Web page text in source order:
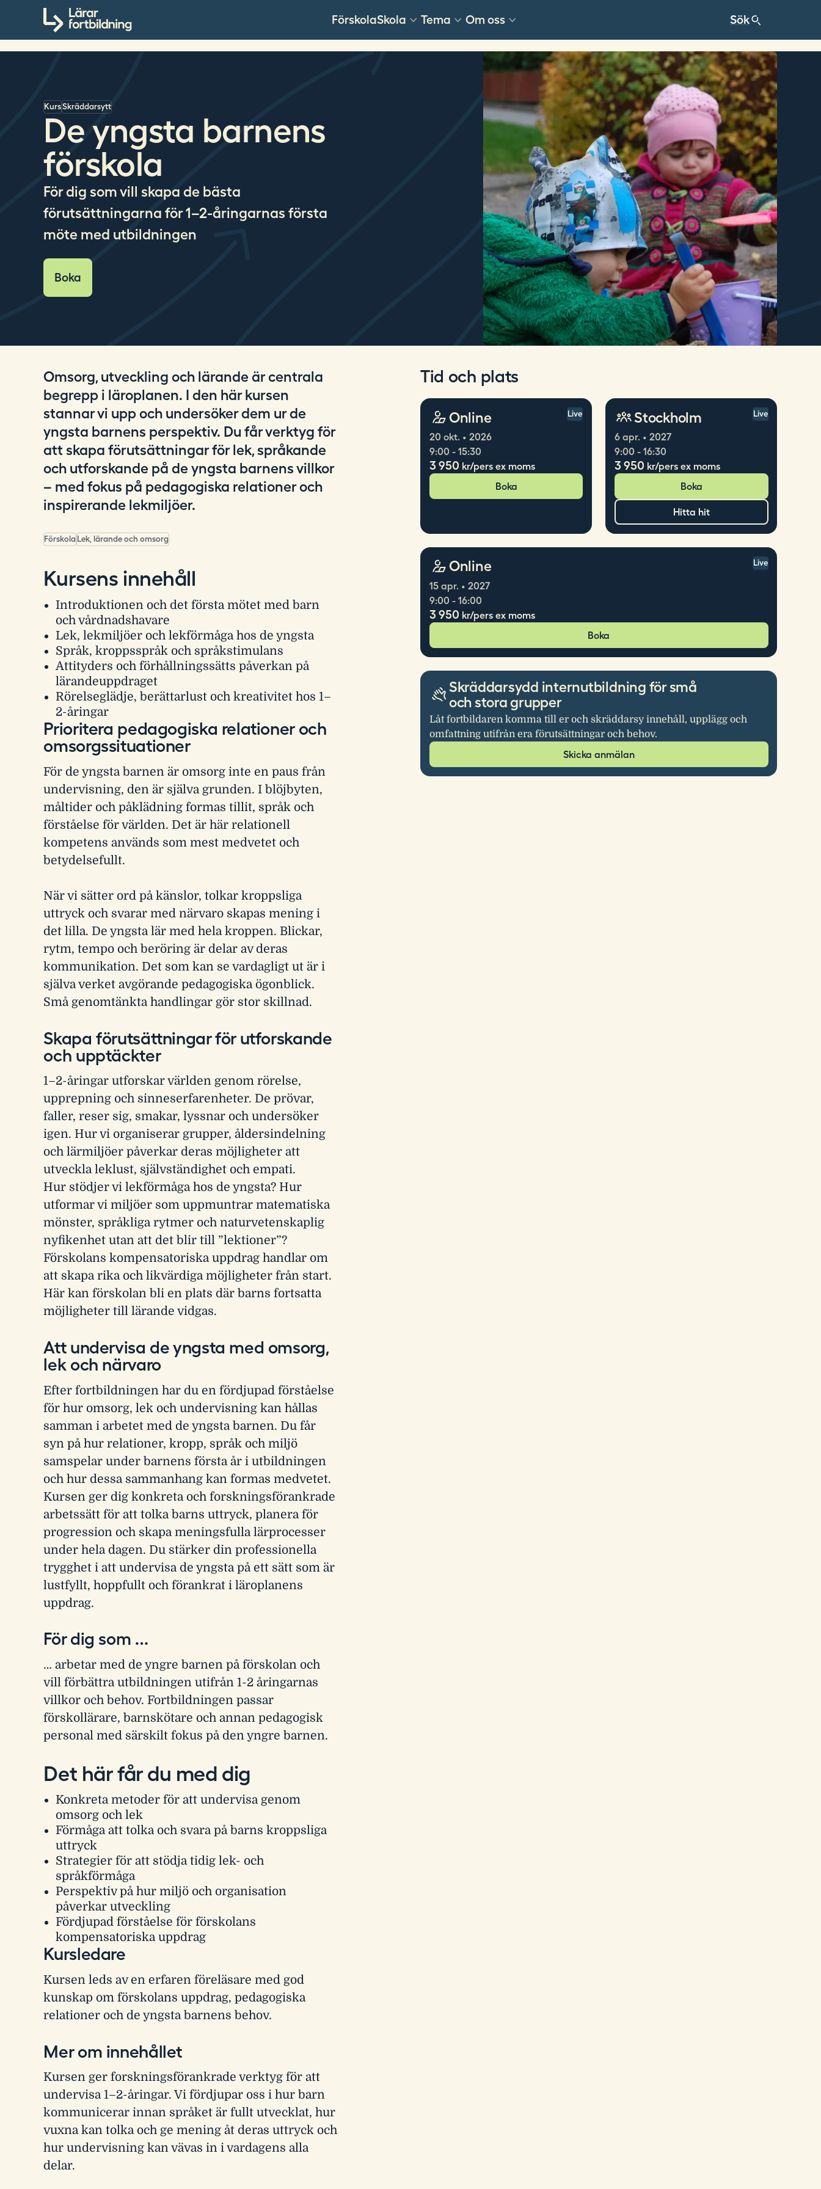
Till innehållet FörskolaSkola Tema Om oss
p
s
KursSkräddarsytt
De yngsta barnens
förskola
För dig som vill skapa de bästa
förutsättningarna för 1–2-åringarnas första
möte med utbildningen
Boka
Omsorg, utveckling och lärande är centrala
begrepp i läroplanen. I den här kursen
stannar vi upp och undersöker dem ur de
yngsta barnens perspektiv. Du får verktyg för
att skapa förutsättningar för lek, språkande
och utforskande på de yngsta barnens villkor
– med fokus på pedagogiska relationer och
inspirerande lekmiljöer.
Förskola Lek, lärande och omsorg
Kursens innehåll
Introduktionen och det första mötet med barn
och vårdnadshavare
Lek, lekmiljöer och lekförmåga hos de yngsta
Språk, kroppsspråk och språkstimulans
Attityders och förhållningssätts påverkan på
lärandeuppdraget
Rörelseglädje, berättarlust och kreativitet hos 1–
2-åringar
Prioritera pedagogiska relationer och
omsorgssituationer
För de yngsta barnen är omsorg inte en paus från
undervisning, den är själva grunden. I blöjbyten,
måltider och påklädning formas tillit, språk och
förståelse för världen. Det är här relationell
kompetens används som mest medvetet och
betydelsefullt.
När vi sätter ord på känslor, tolkar kroppsliga
uttryck och svarar med närvaro skapas mening i
det lilla. De yngsta lär med hela kroppen. Blickar,
rytm, tempo och beröring är delar av deras
kommunikation. Det som kan se vardagligt ut är i
själva verket avgörande pedagogiska ögonblick.
Små genomtänkta handlingar gör stor skillnad.
Skapa förutsättningar för utforskande
och upptäckter
1–2-åringar utforskar världen genom rörelse,
upprepning och sinneserfarenheter. De prövar,
faller, reser sig, smakar, lyssnar och undersöker
igen. Hur vi organiserar grupper, åldersindelning
och lärmiljöer påverkar deras möjligheter att
utveckla leklust, självständighet och empati.
Hur stödjer vi lekförmåga hos de yngsta? Hur
utformar vi miljöer som uppmuntrar matematiska
mönster, språkliga rytmer och naturvetenskaplig
nyfikenhet utan att det blir till ”lektioner”?
Förskolans kompensatoriska uppdrag handlar om
att skapa rika och likvärdiga möjligheter från start.
Här kan förskolan bli en plats där barns fortsatta
möjligheter till lärande vidgas.
Att undervisa de yngsta med omsorg,
lek och närvaro
Efter fortbildningen har du en fördjupad förståelse
för hur omsorg, lek och undervisning kan hållas
samman i arbetet med de yngsta barnen. Du får
syn på hur relationer, kropp, språk och miljö
samspelar under barnens första år i utbildningen
och hur dessa sammanhang kan formas medvetet.
Kursen ger dig konkreta och forskningsförankrade
arbetssätt för att tolka barns uttryck, planera för
progression och skapa meningsfulla lärprocesser
under hela dagen. Du stärker din professionella
trygghet i att undervisa de yngsta på ett sätt som är
lustfyllt, hoppfullt och förankrat i läroplanens
uppdrag.
För dig som …
… arbetar med de yngre barnen på förskolan och
vill förbättra utbildningen utifrån 1-2 åringarnas
villkor och behov. Fortbildningen passar
förskollärare, barnskötare och annan pedagogisk
personal med särskilt fokus på den yngre barnen.
Det här får du med dig
Konkreta metoder för att undervisa genom
omsorg och lek
Förmåga att tolka och svara på barns kroppsliga
uttryck
Strategier för att stödja tidig lek- och
språkförmåga
Perspektiv på hur miljö och organisation
påverkar utveckling
Fördjupad förståelse för förskolans
kompensatoriska uppdrag
Kursledare
Kursen leds av en erfaren föreläsare med god
kunskap om förskolans uppdrag, pedagogiska
relationer och de yngsta barnens behov.
Mer om innehållet
Kursen ger forskningsförankrade verktyg för att
undervisa 1–2-åringar. Vi fördjupar oss i hur barn
kommunicerar innan språket är fullt utvecklat, hur
vuxna kan tolka och ge mening åt deras uttryck och
hur undervisning kan vävas in i vardagens alla
delar.
Tid och plats
Live
Online
20 okt. • 2026
9:00 - 15:30
3 950 kr/pers ex moms
Boka
Live
Stockholm
6 apr. • 2027
9:00 - 16:30
3 950 kr/pers ex moms
Boka
Hitta hit
Live
Online
15 apr. • 2027
9:00 - 16:00
3 950 kr/pers ex moms
Boka
Skräddarsydd internutbildning för små
och stora grupper
Låt fortbildaren komma till er och skräddarsy innehåll, upplägg och
omfattning utifrån era förutsättningar och behov.
Skicka anmälan